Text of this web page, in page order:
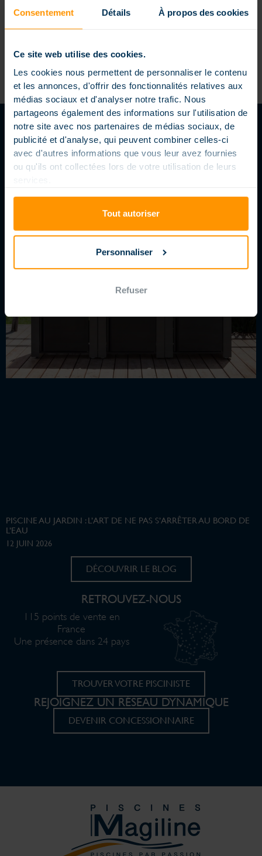
Consentement Détails À propos des cookies
Ce site web utilise des cookies.
Les cookies nous permettent de personnaliser le contenu
et les annonces, d'offrir des fonctionnalités relatives aux
médias sociaux et d'analyser notre trafic. Nous
partageons également des informations sur l'utilisation de
notre site avec nos partenaires de médias sociaux, de
publicité et d'analyse, qui peuvent combiner celles-ci
avec d'autres informations que vous leur avez fournies
ou qu'ils ont collectées lors de votre utilisation de leurs
services.
Tout autoriser
Personnaliser
Refuser
qui se déploie sur la piscine lors de la saison froide. Il
convient [...]
SUIVEZ-NOUS
PISCINE AU JARDIN : L’ART DE NE PAS S’ARRÊTER AU BORD DE
L’EAU
12 JUIN 2026
DÉCOUVRIR LE BLOG
RETROUVEZ-NOUS
115 points de vente en
France
Une présence dans 24 pays
TROUVER VOTRE PISCINISTE
REJOIGNEZ UN RÉSEAU DYNAMIQUE
DEVENIR CONCESSIONNAIRE